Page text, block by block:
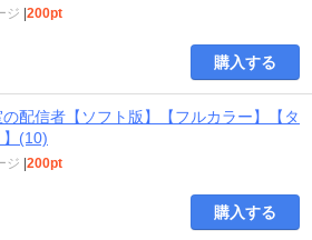
ジ |200pt
購入する
の配信者【ソフト版】【フルカラー】【タ
】(10)
ジ |200pt
購入する